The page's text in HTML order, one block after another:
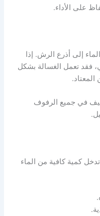
على الأداء.
إلى أذرع الرش. إذا
فقد تعمل الغسالة بشكل
في جميع الرفوف
كمية كافية من الماء